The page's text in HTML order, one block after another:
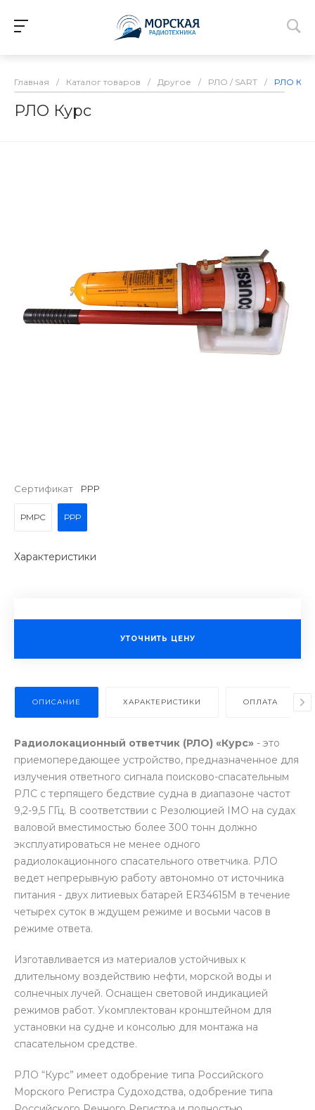
Главная / Каталог товаров / Другое / РЛО / SART / РЛО
РЛО Курс
Сертификат РРР
РМРС РРР
Характеристики
УТОЧНИТЬ ЦЕНУ
ОПИСАНИЕ ХАРАКТЕРИСТИКИ ОПЛАТА
Радиолокационный ответчик (РЛО) «Курс» - это
приемопередающее устройство, предназначенное для
излучения ответного сигнала поисково-спасательным
РЛС с терпящего бедствие судна в диапазоне частот
9,2-9,5 ГГц. В соответствии с Резолюцией IMO на судах
валовой вместимостью более 300 тонн должно
эксплуатироваться не менее одного
радиолокационного спасательного ответчика. РЛО
ведет непрерывную работу автономно от источника
питания - двух литиевых батарей ER34615M в течение
четырех суток в ждущем режиме и восьми часов в
режиме ответа.
Изготавливается из материалов устойчивых к
длительному воздействию нефти, морской воды и
солнечных лучей. Оснащен световой индикацией
режимов работ. Укомплектован кронштейном для
установки на судне и консолью для монтажа на
спасательном средстве.
РЛО “Курс” имеет одобрение типа Российского
Морского Регистра Судоходства, одобрение типа